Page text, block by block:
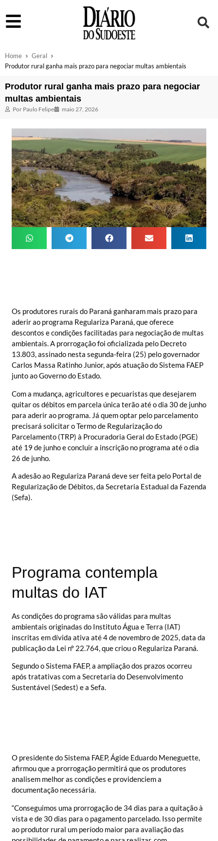
Home
Geral
Produtor rural ganha mais prazo para negociar multas ambientais
Produtor rural ganha mais prazo para negociar
multas ambientais
Por Paulo Felipe maio 27, 2026
Os produtores rurais do Paraná ganharam mais prazo para
aderir ao programa Regulariza Paraná, que oferece
descontos e condições facilitadas para negociação de multas
ambientais. A prorrogação foi oficializada pelo Decreto
13.803, assinado nesta segunda-feira (25) pelo governador
Carlos Massa Ratinho Junior, após atuação do Sistema FAEP
junto ao Governo do Estado.
Com a mudança, agricultores e pecuaristas que desejarem
quitar os débitos em parcela única terão até o dia 30 de junho
para aderir ao programa. Já quem optar pelo parcelamento
precisará solicitar o Termo de Regularização do
Parcelamento (TRP) à Procuradoria Geral do Estado (PGE)
até 19 de junho e concluir a inscrição no programa até o dia
26 de junho.
A adesão ao Regulariza Paraná deve ser feita pelo Portal de
Regularização de Débitos, da Secretaria Estadual da Fazenda
(Sefa).
Programa contempla
multas do IAT
As condições do programa são válidas para multas
ambientais originadas do Instituto Água e Terra (IAT)
inscritas em dívida ativa até 4 de novembro de 2025, data da
publicação da Lei nº 22.764, que criou o Regulariza Paraná.
Segundo o Sistema FAEP, a ampliação dos prazos ocorreu
após tratativas com a Secretaria do Desenvolvimento
Sustentável (Sedest) e a Sefa.
O presidente do Sistema FAEP, Ágide Eduardo Meneguette,
afirmou que a prorrogação permitirá que os produtores
analisem melhor as condições e providenciem a
documentação necessária.
“Conseguimos uma prorrogação de 34 dias para a quitação à
vista e de 30 dias para o pagamento parcelado. Isso permite
ao produtor rural um período maior para avaliação das